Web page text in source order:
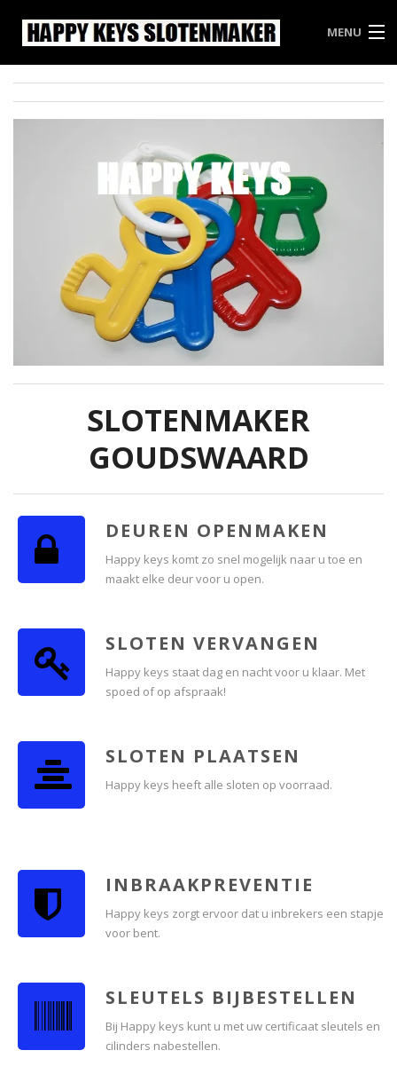
MENU
HAPPY KEYS
WEES INBREKERS EEN STAPJE VOOR
PRIJSLIJST HAPPY KEYS
VRIJBLIJVENDE OFFERTE
SLOTENMAKER
GOUDSWAARD
DEUREN OPENMAKEN
Happy keys komt zo snel mogelijk naar u toe en
maakt elke deur voor u open.
SLOTEN VERVANGEN
Happy keys staat dag en nacht voor u klaar. Met
spoed of op afspraak!
SLOTEN PLAATSEN
Happy keys heeft alle sloten op voorraad.
INBRAAKPREVENTIE
Happy keys zorgt ervoor dat u inbrekers een stapje
voor bent.
SLEUTELS BIJBESTELLEN
Bij Happy keys kunt u met uw certificaat sleutels en
cilinders nabestellen.